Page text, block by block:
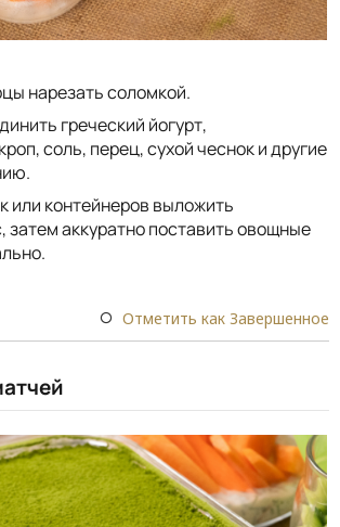
нарезать соломкой.
греческий йогурт,
соль, перец, сухой чеснок и другие
или контейнеров выложить
затем аккуратно поставить овощные
Отметить как Завершенное